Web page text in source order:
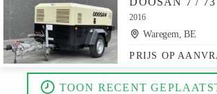
2016
Waregem, BE
PRIJS OP
TOON RECENT